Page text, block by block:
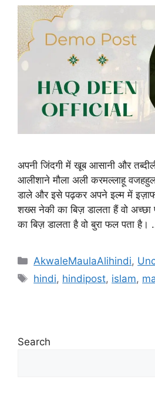
अपनी जिंदगी में खूब आसानी और
आलीशाने मौला अली करमल्लाहू
डाले और इसे पढ़कर अपने इल्म में
शख्स नेकी का बिज़ डालता हैं वो
का बिज़ डालता है वो बुरा फल पता है।
AkwaleMaulaAlihindi,
hindi, hindipost, islam,
Search